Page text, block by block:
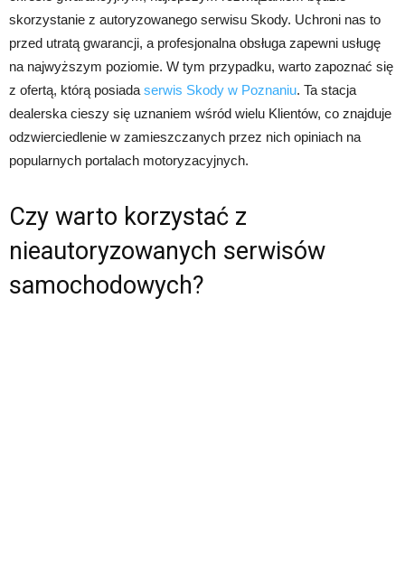
skorzystanie z autoryzowanego serwisu Skody. Uchroni nas to
przed utratą gwarancji, a profesjonalna obsługa zapewni usługę
na najwyższym poziomie. W tym przypadku, warto zapoznać się
z ofertą, którą posiada serwis Skody w Poznaniu. Ta stacja
dealerska cieszy się uznaniem wśród wielu Klientów, co znajduje
odzwierciedlenie w zamieszczanych przez nich opiniach na
popularnych portalach motoryzacyjnych.
Czy warto korzystać z
nieautoryzowanych serwisów
samochodowych?